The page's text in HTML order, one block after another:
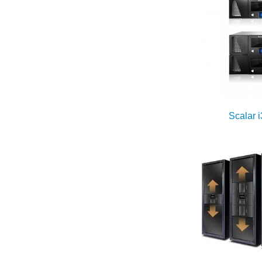
Scalar